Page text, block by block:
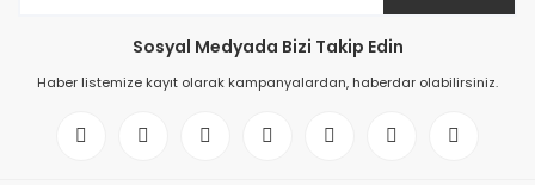
Sosyal Medyada Bizi Takip Edin
Haber listemize kayıt olarak kampanyalardan, haberdar olabilirsiniz.